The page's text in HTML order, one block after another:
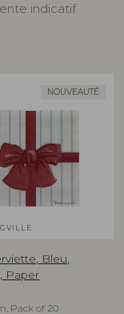
indicatif
NOUVEAUTÉ
Bleu,
Paper
Pack of 20